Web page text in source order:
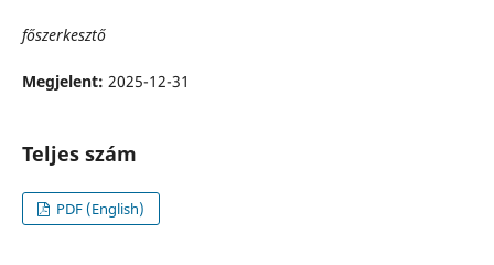
főszerkesztő
Megjelent: 2025-12-31
Teljes szám
PDF (English)